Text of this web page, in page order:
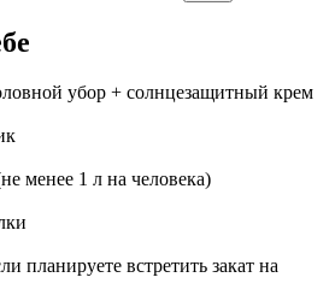
убор + солнцезащитный крем
менее 1 л на человека)
планируете встретить закат на